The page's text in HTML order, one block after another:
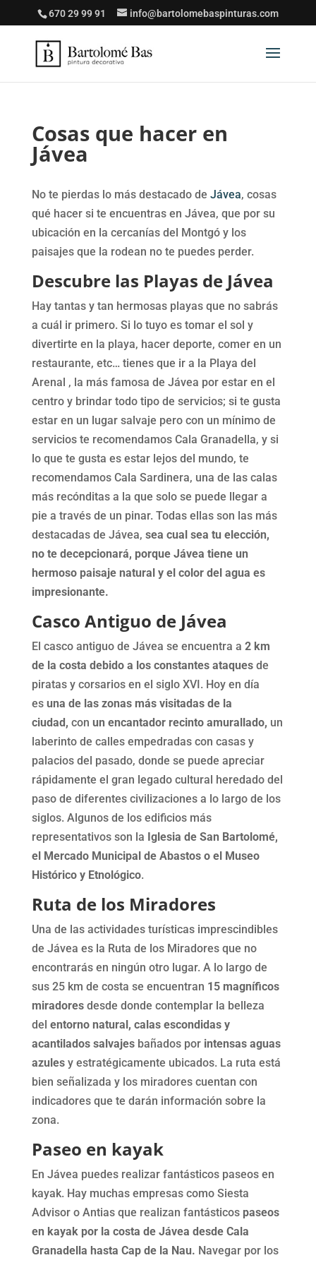
670 29 99 91 info@bartolomebaspinturas.com
Cosas que hacer en
Jávea
No te pierdas lo más destacado de Jávea, cosas
qué hacer si te encuentras en Jávea, que por su
ubicación en la cercanías del Montgó y los
paisajes que la rodean no te puedes perder.
Descubre las Playas de Jávea
Hay tantas y tan hermosas playas que no sabrás
a cuál ir primero. Si lo tuyo es tomar el sol y
divertirte en la playa, hacer deporte, comer en un
restaurante, etc… tienes que ir a la Playa del
Arenal , la más famosa de Jávea por estar en el
centro y brindar todo tipo de servicios; si te gusta
estar en un lugar salvaje pero con un mínimo de
servicios te recomendamos Cala Granadella, y si
lo que te gusta es estar lejos del mundo, te
recomendamos Cala Sardinera, una de las calas
más recónditas a la que solo se puede llegar a
pie a través de un pinar. Todas ellas son las más
destacadas de Jávea, sea ​​cual sea tu elección,
no te decepcionará, porque Jávea tiene un
hermoso paisaje natural y el color del agua es
impresionante.
Casco Antiguo de Jávea
El casco antiguo de Jávea se encuentra a 2 km
de la costa debido a los constantes ataquesde
piratas y corsarios en el siglo XVI. Hoy en día
es una de las zonas más visitadas de la
ciudad, con un encantador recinto amurallado, un
laberinto de calles empedradas con casas y
palacios del pasado, donde se puede apreciar
rápidamente el gran legado cultural heredado del
paso de diferentes civilizaciones a lo largo de los
siglos. Algunos de los edificios más
representativos son la Iglesia de San Bartolomé,
el Mercado Municipal de Abastos o el Museo
Histórico y Etnológico.
Ruta de los Miradores
Una de las actividades turísticas imprescindibles
de Jávea es la Ruta de los Miradores que no
encontrarás en ningún otro lugar. A lo largo de
sus 25 km de costa se encuentran 15 magníficos
miradoresdesde donde contemplar la belleza
del entorno natural, calas escondidas y
acantilados salvajesbañados por intensas aguas
azulesy estratégicamente ubicados. La ruta está
bien señalizada y los miradores cuentan con
indicadores que te darán información sobre la
zona.
Paseo en kayak
En Jávea puedes realizar fantásticos paseos en
kayak. Hay muchas empresas como Siesta
Advisor o Antias que realizan fantásticos paseos
en kayak por la costa de Jávea desde Cala
Granadella hasta Cap de la Nau. Navegar por los